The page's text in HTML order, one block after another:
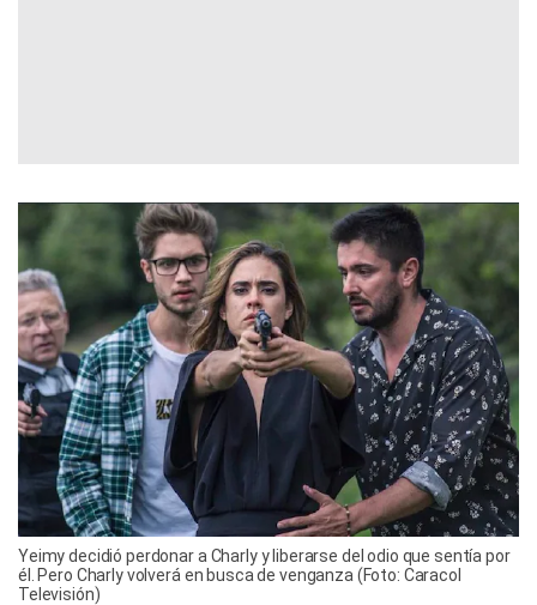
Yeimy decidió perdonar a Charly y liberarse del odio que sentía por
él. Pero Charly volverá en busca de venganza (Foto: Caracol
Televisión)